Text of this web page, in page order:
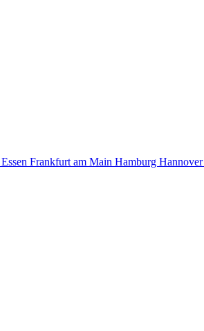
Essen Frankfurt am Main Hamburg Hannover